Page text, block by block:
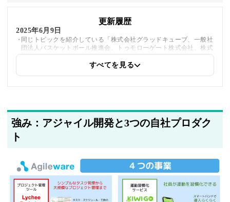
更新履歴
2025年6月9日
同じトピックを紹介している「株式会社グラッドキューブ、一般社
団法人バスケットボール推進会、トゥモローゲート株式会社、株式
会社ＯＤＫソリューションズ、株式会社フーズクリエーション、株
式会社トライアウト」への内部リンクを追加しました
すべてを見る
強み：アジャイル開発と3つの自社プロダク
ト